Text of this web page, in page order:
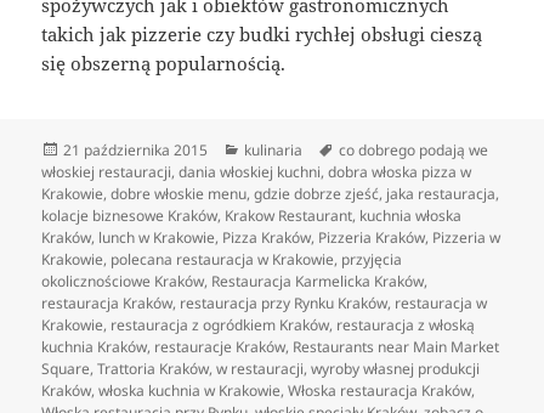
takich jak pizzerie czy budki rychłej obsługi cieszą
się obszerną popularnością.
Data
publikacji
21 października 2015 Kategorie
kulinaria Tagi
co dobrego podają we
włoskiej restauracji,dania włoskiej kuchni,dobra włoska pizza w
Krakowie,dobre włoskie menu,gdzie dobrze zjeść, jaka restauracja,
kolacje biznesowe Kraków, Krakow Restaurant, kuchnia włoska
Kraków, lunch w Krakowie, Pizza Kraków, Pizzeria Kraków, Pizzeria w
Krakowie, polecana restauracja w Krakowie, przyjęcia
okolicznościowe Kraków, Restauracja Karmelicka Kraków,
restauracja Kraków, restauracja przy Rynku Kraków, restauracja w
Krakowie, restauracja z ogródkiem Kraków, restauracja z włoską
kuchnia Kraków, restauracje Kraków, Restaurants near Main Market
Square,Trattoria Kraków,w restauracji,wyroby własnej produkcji
Kraków,włoska kuchnia w Krakowie,Włoska restauracja Kraków,